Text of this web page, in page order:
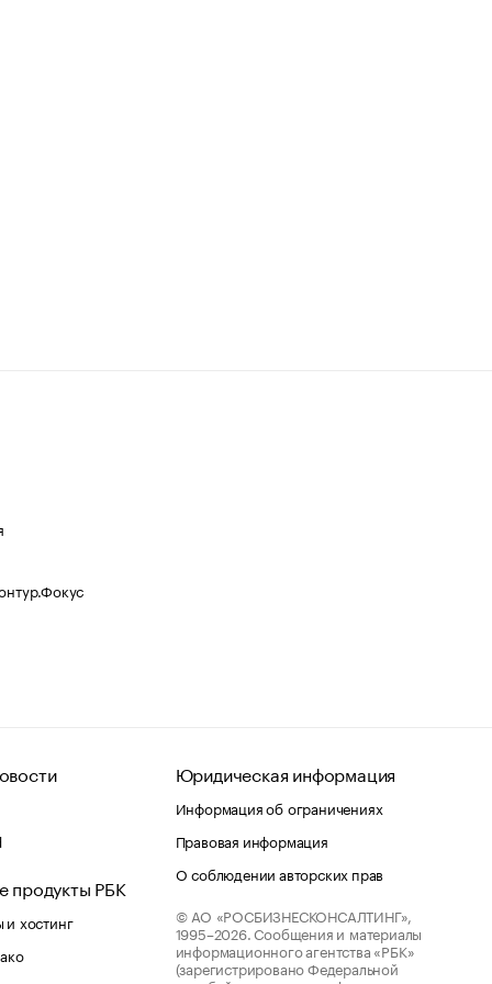
продукты РБК
хостинг
Юридическая информация
Информация об ограничениях
Правовая информация
О соблюдении авторских прав
© АО «РОСБИЗНЕСКОНСАЛТИНГ»,
1995–2026. Сообщения и материалы
информационного агентства «РБК»
(зарегистрировано Федеральной